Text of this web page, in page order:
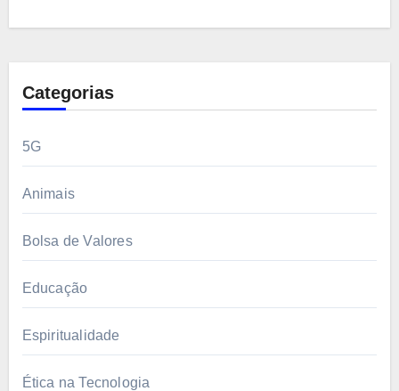
Categorias
5G
Animais
Bolsa de Valores
Educação
Espiritualidade
Ética na Tecnologia